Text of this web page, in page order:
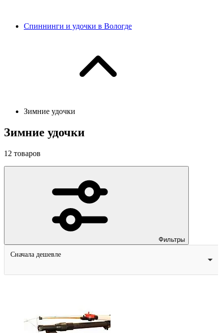
Спиннинги и удочки в Вологде
Зимние удочки
Зимние удочки
12 товаров
Фильтры
Сначала дешевле